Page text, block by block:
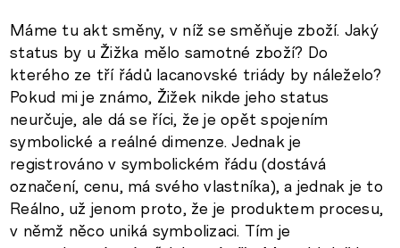
Máme tu akt směny, v níž se směňuje zboží. Jaký
status by u Žižka mělo samotné zboží? Do
kterého ze tří řádů lacanovské triády by náleželo?
Pokud mi je známo, Žižek nikde jeho status
neurčuje, ale dá se říci, že je opět spojením
symbolické a reálné dimenze. Jednak je
registrováno v symbolickém řádu (dostává
označení, cenu, má svého vlastníka), a jednak je to
Reálno, už jenom proto, že je produktem procesu,
v němž něco uniká symbolizaci. Tím je